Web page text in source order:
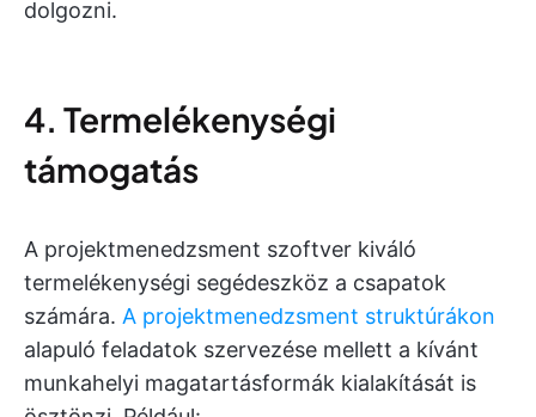
dolgozni.
4. Termelékenységi
támogatás
A projektmenedzsment szoftver kiváló
termelékenységi segédeszköz a csapatok
számára. A projektmenedzsment struktúrákon
alapuló feladatok szervezése mellett a kívánt
munkahelyi magatartásformák kialakítását is